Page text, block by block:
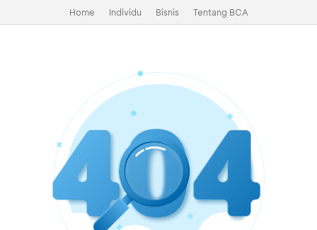
Home Individu Bisnis Tentang BCA